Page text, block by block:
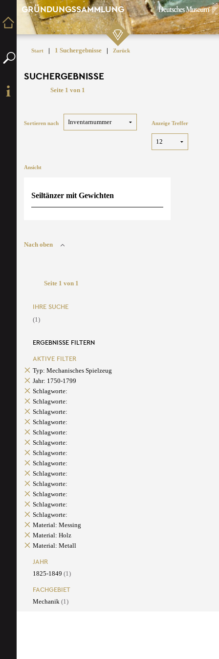
GRÜNDUNGSSAMMLUNG
Start | 1 Suchergebnisse | Zurück
SUCHERGEBNISSE
Seite 1 von 1
Sortieren nach Anzeige Treffer
Ansicht
Seiltänzer mit Gewichten
Nach oben
Seite 1 von 1
IHRE SUCHE
(1)
ERGEBNISSE FILTERN
AKTIVE FILTER
Typ: Mechanisches Spielzeug
Jahr: 1750-1799
Schlagworte:
Schlagworte:
Schlagworte:
Schlagworte:
Schlagworte:
Schlagworte:
Schlagworte:
Schlagworte:
Schlagworte:
Schlagworte:
Schlagworte:
Schlagworte:
Schlagworte:
Material: Messing
Material: Holz
Material: Metall
JAHR
1825-1849 (1)
FACHGEBIET
Mechanik (1)